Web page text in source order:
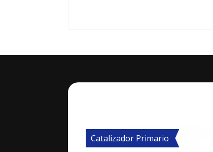
Catalizador Primario